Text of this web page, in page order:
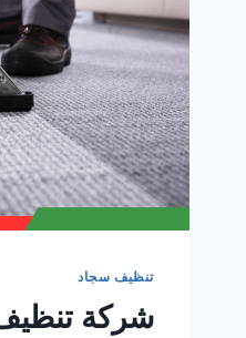
تنظيف سجاد
شركة